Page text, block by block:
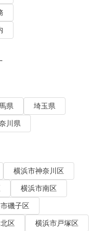
県
埼玉県
川県
横浜市神奈川区
横浜市南区
磯子区
区
横浜市戸塚区